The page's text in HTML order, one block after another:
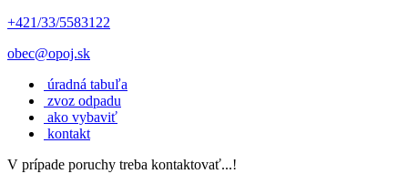
+421/33/5583122
obec@opoj.sk
úradná tabuľa
zvoz odpadu
ako vybaviť
kontakt
V prípade poruchy treba kontaktovať...!